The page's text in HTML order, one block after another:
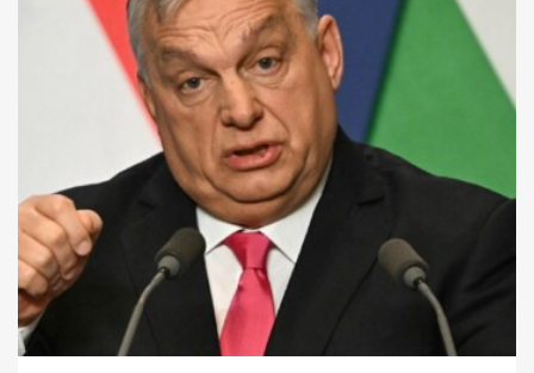
Győzikéék mindkét lányuknak
vettek egy-egy lakást,
teljesen...